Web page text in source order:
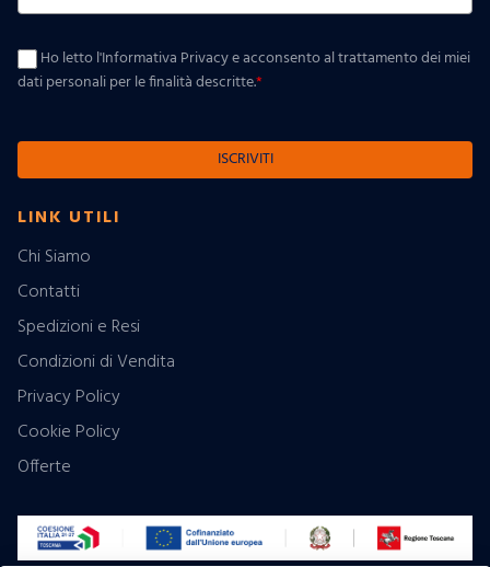
Ho letto l'Informativa Privacy e acconsento al trattamento dei miei
dati personali per le finalità descritte.*
ISCRIVITI
LINK UTILI
Chi Siamo
Contatti
Spedizioni e Resi
Condizioni di Vendita
Privacy Policy
Cookie Policy
Offerte